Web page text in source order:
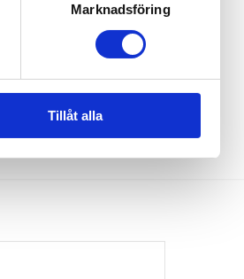
Marknadsföring
Tillåt alla